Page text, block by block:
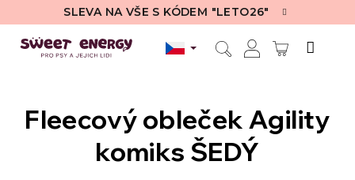
obsah
SLEVA NA VŠE S KÓDEM "LETO26"
Fleecový obleček Agility
komiks ŠEDÝ